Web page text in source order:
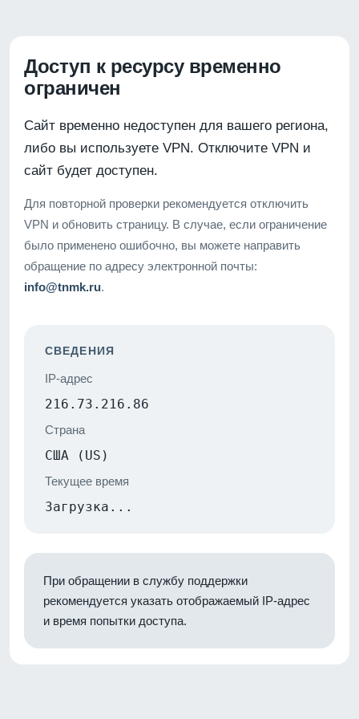
Доступ к ресурсу временно
ограничен
Сайт временно недоступен для вашего региона,
либо вы используете VPN. Отключите VPN и
сайт будет доступен.
Для повторной проверки рекомендуется отключить
VPN и обновить страницу. В случае, если ограничение
было применено ошибочно, вы можете направить
обращение по адресу электронной почты:
info@tnmk.ru.
СВЕДЕНИЯ
IP-адрес
216.73.216.86
Страна
США (US)
Текущее время
Загрузка...
При обращении в службу поддержки
рекомендуется указать отображаемый IP-адрес
и время попытки доступа.